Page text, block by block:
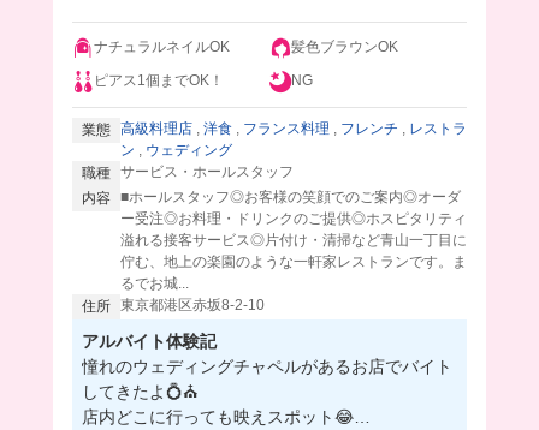
ナチュラルネイルOK
髪色ブラウンOK
ピアス1個までOK！
NG
業態 高級料理店 洋食 フランス料理 フレンチ
レストラ
ン
ウェディング
職種 サービス・ホールスタッフ
内容 ■ホールスタッフ◎お客様の笑顔でのご案内◎オーダ
ー受注◎お料理・ドリンクのご提供◎ホスピタリティ
溢れる接客サービス◎片付け・清掃など青山一丁目に
佇む、地上の楽園のような一軒家レストランです。ま
るでお城...
住所 東京都港区赤坂8-2-10
アルバイト体験記
憧れのウェディングチャペルがあるお店でバイト
してきたよ💍⛪️
店内どこに行っても映えスポット😂